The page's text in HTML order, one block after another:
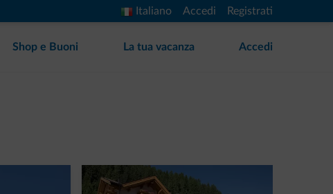
Italiano Accedi Registrati
Shop e Buoni La tua vacanza Accedi